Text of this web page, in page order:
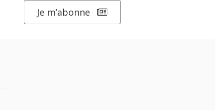
Je m’abonne